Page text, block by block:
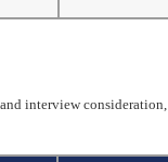
interview consideration,